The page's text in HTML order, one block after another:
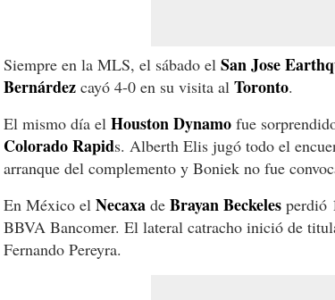
Siempre en la MLS, el sábado el San Jose
Bernárdez cayó 4-0 en su visita al Toronto.
El mismo día el Houston Dynamo fue
Colorado Rapids. Alberth Elis jugó todo el
arranque del complemento y Boniek no fue
En México el Necaxa de Brayan Beckeles perdió
BBVA Bancomer. El lateral catracho inició de
Fernando Pereyra.